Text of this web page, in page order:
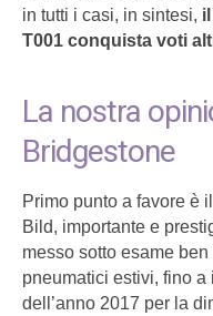
in tutti i casi, in sintesi,
T001 conquista voti
La nostra
Bridgestone
Primo punto a favore è
Bild, importante e
messo sotto esame
pneumatici estivi, fino
dell’anno 2017 per la